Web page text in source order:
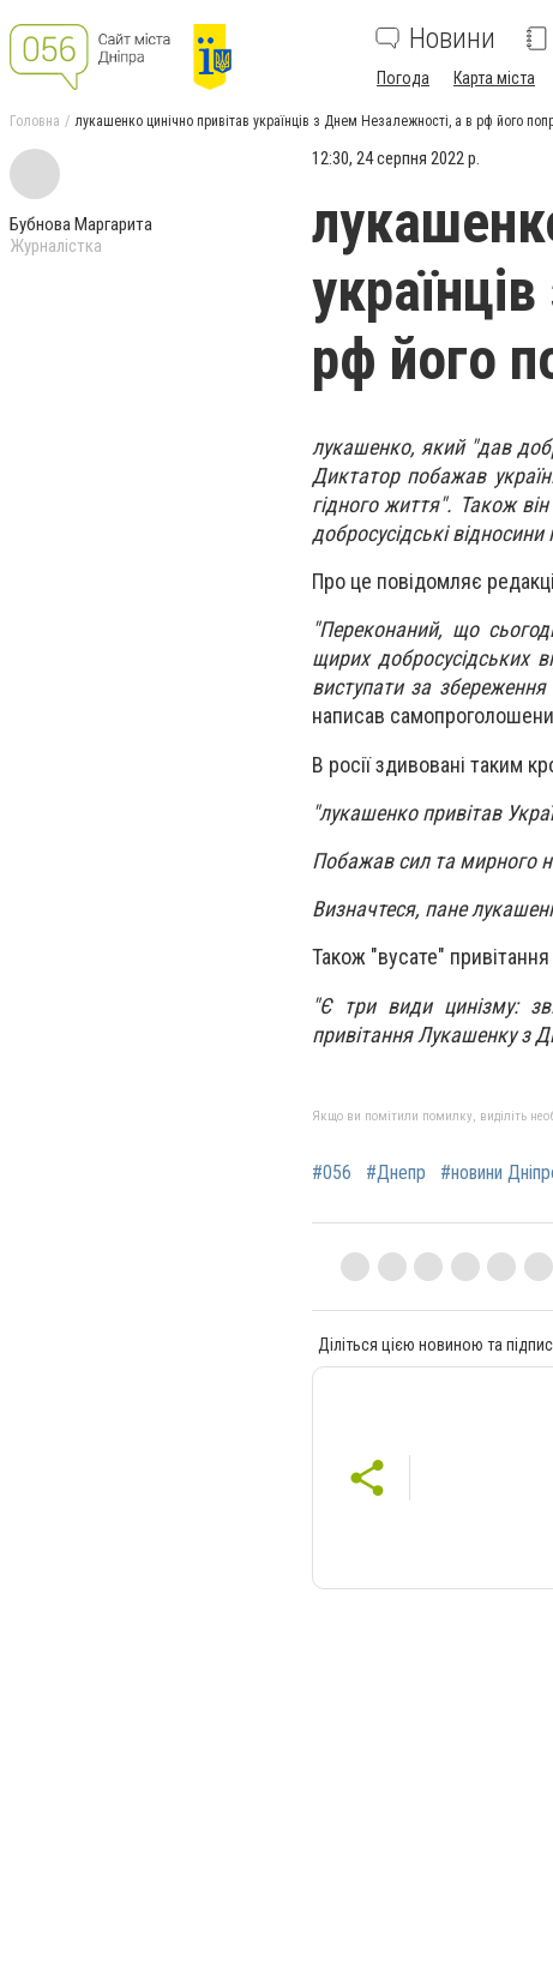
Новини
Погода Карта міста
Головна лукашенко цинічно привітав українців з Днем Незалежності, а в рф його
Бубнова Маргарита
Журналістка
12:30, 24 серпня 2022 р.
рф його
лукашенко, який "дав
Диктатор побажав
гідного життя". Також
добросусідські
Про це повідомляє
"Переконаний, що
щирих добросусідських
виступати за
написав
В росії здивовані таким
"лукашенко привітав
Побажав сил та мирного
Визначтеся, пане
Також "вусате"
"Є три види цинізму:
привітання Лукашенку з
Якщо ви помітили помилку, виділіть
#056 #Днепр #новини
Діліться цією новиною та